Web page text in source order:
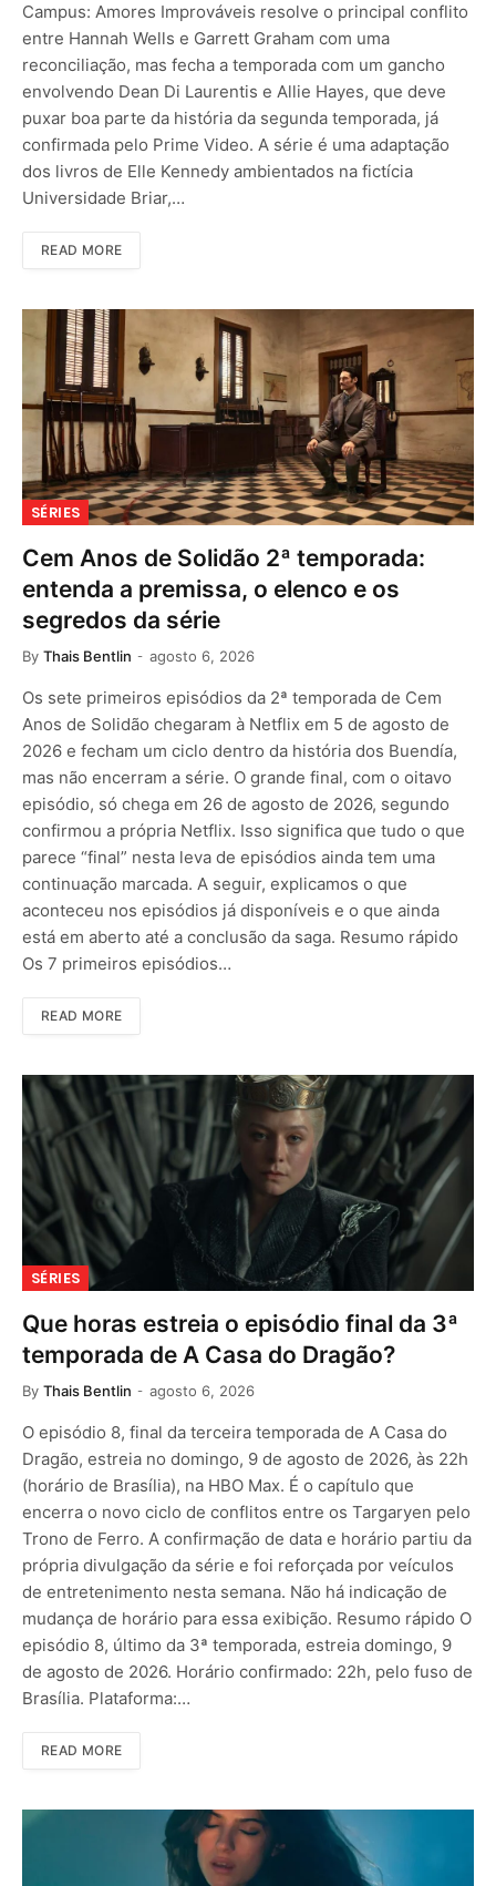
Campus: Amores Improváveis resolve o principal conflito
entre Hannah Wells e Garrett Graham com uma
reconciliação, mas fecha a temporada com um gancho
envolvendo Dean Di Laurentis e Allie Hayes, que deve
puxar boa parte da história da segunda temporada, já
confirmada pelo Prime Video. A série é uma adaptação
dos livros de Elle Kennedy ambientados na fictícia
Universidade Briar,…
READ MORE
SÉRIES
Cem Anos de Solidão 2ª temporada:
entenda a premissa, o elenco e os
segredos da série
By Thais Bentlin agosto 6, 2026
Os sete primeiros episódios da 2ª temporada de Cem
Anos de Solidão chegaram à Netflix em 5 de agosto de
2026 e fecham um ciclo dentro da história dos Buendía,
mas não encerram a série. O grande final, com o oitavo
episódio, só chega em 26 de agosto de 2026, segundo
confirmou a própria Netflix. Isso significa que tudo o que
parece “final” nesta leva de episódios ainda tem uma
continuação marcada. A seguir, explicamos o que
aconteceu nos episódios já disponíveis e o que ainda
está em aberto até a conclusão da saga. Resumo rápido
Os 7 primeiros episódios…
READ MORE
SÉRIES
Que horas estreia o episódio final da 3ª
temporada de A Casa do Dragão?
By Thais Bentlin agosto 6, 2026
O episódio 8, final da terceira temporada de A Casa do
Dragão, estreia no domingo, 9 de agosto de 2026, às 22h
(horário de Brasília), na HBO Max. É o capítulo que
encerra o novo ciclo de conflitos entre os Targaryen pelo
Trono de Ferro. A confirmação de data e horário partiu da
própria divulgação da série e foi reforçada por veículos
de entretenimento nesta semana. Não há indicação de
mudança de horário para essa exibição. Resumo rápido O
episódio 8, último da 3ª temporada, estreia domingo, 9
de agosto de 2026. Horário confirmado: 22h, pelo fuso de
Brasília. Plataforma:…
READ MORE